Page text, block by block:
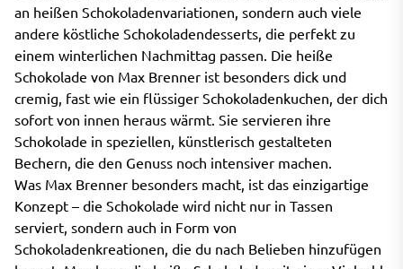
an heißen Schokoladenvariationen, sondern auch viele
andere köstliche Schokoladendesserts, die perfekt zu
einem winterlichen Nachmittag passen. Die heiße
Schokolade von Max Brenner ist besonders dick und
cremig, fast wie ein flüssiger Schokoladenkuchen, der dich
sofort von innen heraus wärmt. Sie servieren ihre
Schokolade in speziellen, künstlerisch gestalteten
Bechern, die den Genuss noch intensiver machen.
Was Max Brenner besonders macht, ist das einzigartige
Konzept – die Schokolade wird nicht nur in Tassen
serviert, sondern auch in Form von
Schokoladenkreationen, die du nach Belieben hinzufügen